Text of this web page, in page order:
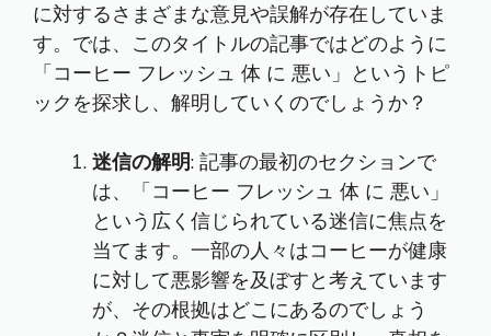
に対するさまざまな意見や誤解が存在していま
す。では、このタイトルの記事ではどのように
「コーヒー フレッシュ 体 に 悪い」というトピ
ックを探求し、解明していくのでしょうか？
迷信の解明: 記事の最初のセクションで
は、「コーヒー フレッシュ 体 に 悪い」
という広く信じられている迷信に焦点を
当てます。一部の人々はコーヒーが健康
に対して悪影響を及ぼすと考えています
が、その根拠はどこにあるのでしょう